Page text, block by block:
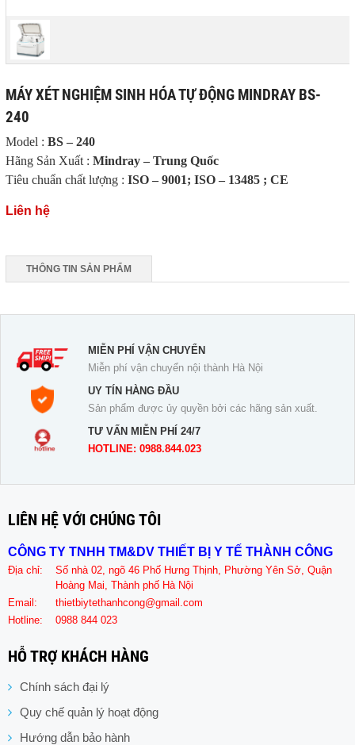
MÁY XÉT NGHIỆM SINH HÓA TỰ ĐỘNG MINDRAY BS-
240
Model : BS – 240
Hãng Sản Xuất : Mindray – Trung Quốc
Tiêu chuẩn chất lượng : ISO – 9001; ISO – 13485 ; CE
Liên hệ
THÔNG TIN SẢN PHẨM
MIỄN PHÍ VẬN CHUYỂN
Miễn phí vận chuyển nội thành Hà Nội
UY TÍN HÀNG ĐẦU
Sản phẩm được ủy quyền bởi các hãng sản xuất.
TƯ VẤN MIỄN PHÍ 24/7
HOTLINE: 0988.844.023
LIÊN HỆ VỚI CHÚNG TÔI
CÔNG TY TNHH TM&DV THIẾT BỊ Y TẾ THÀNH CÔNG
Địa chỉ:
Số nhà 02, ngõ 46 Phố Hưng Thịnh, Phường Yên Sở, Quận
Hoàng Mai, Thành phố Hà Nội
Email:
thietbiytethanhcong@gmail.com
Hotline:
0988 844 023
HỖ TRỢ KHÁCH HÀNG
Chính sách đại lý
Quy chế quản lý hoạt động
Hướng dẫn bảo hành